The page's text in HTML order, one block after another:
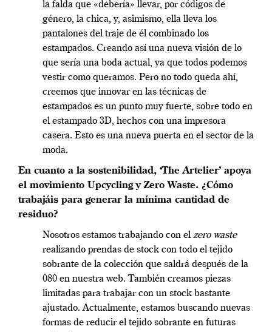
la falda que «debería» llevar, por códigos de
género, la chica, y, asimismo, ella lleva los
pantalones del traje de él combinado los
estampados. Creando así una nueva visión de lo
que sería una boda actual, ya que todos podemos
vestir como queramos. Pero no todo queda ahí,
creemos que innovar en las técnicas de
estampados es un punto muy fuerte, sobre todo en
el estampado 3D, hechos con una impresora
casera. Esto es una nueva puerta en el sector de la
moda.
En cuanto a la sostenibilidad, ‘The Artelier’ apoya
el movimiento Upcycling y Zero Waste. ¿Cómo
trabajáis para generar la mínima cantidad de
residuo?
Nosotros estamos trabajando con el zero waste
realizando prendas de stock con todo el tejido
sobrante de la colección que saldrá después de la
080 en nuestra web. También creamos piezas
limitadas para trabajar con un stock bastante
ajustado. Actualmente, estamos buscando nuevas
formas de reducir el tejido sobrante en futuras